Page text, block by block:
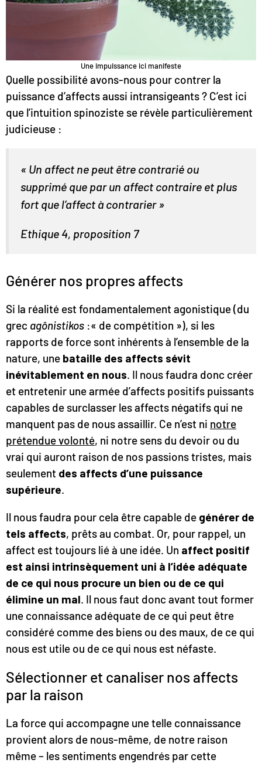
Une impuissance ici manifeste
Quelle possibilité avons-nous pour contrer la
puissance d’affects aussi intransigeants ? C’est ici
que l’intuition spinoziste se révèle particulièrement
judicieuse :
« Un affect ne peut être contrarié ou
supprimé que par un affect contraire et plus
fort que l’affect à contrarier »
Ethique 4, proposition 7
Générer nos propres affects
Si la réalité est fondamentalement agonistique (du
grec agônistikos :« de compétition »), si les
rapports de force sont inhérents à l’ensemble de la
nature, une bataille des affects sévit
inévitablement en nous. Il nous faudra donc créer
et entretenir une armée d’affects positifs puissants
capables de surclasser les affects négatifs qui ne
manquent pas de nous assaillir. Ce n’est ni notre
prétendue volonté, ni notre sens du devoir ou du
vrai qui auront raison de nos passions tristes, mais
seulement des affects d’une puissance
supérieure.
Il nous faudra pour cela être capable de générer de
tels affects, prêts au combat. Or, pour rappel, un
affect est toujours lié à une idée. Un affect positif
est ainsi intrinsèquement uni à l’idée adéquate
de ce qui nous procure un bien ou de ce qui
élimine un mal. Il nous faut donc avant tout former
une connaissance adéquate de ce qui peut être
considéré comme des biens ou des maux, de ce qui
nous est utile ou de ce qui nous est néfaste.
Sélectionner et canaliser nos affects
par la raison
La force qui accompagne une telle connaissance
provient alors de nous-même, de notre raison
même – les sentiments engendrés par cette